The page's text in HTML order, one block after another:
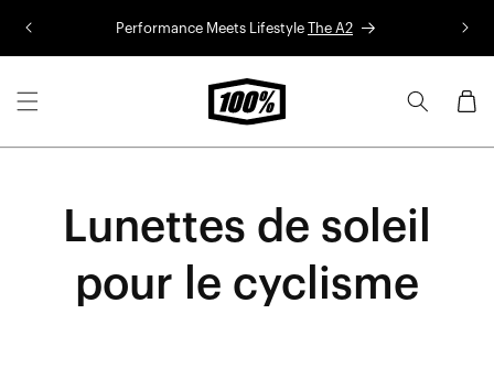
Performance Meets Lifestyle The A2
Panier
Lunettes de soleil
pour le cyclisme